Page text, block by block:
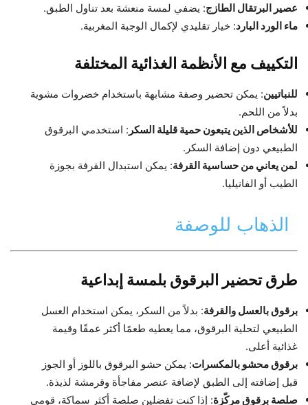
عصير البرتقال الطازج: يضفي لمسة منعشة بعد تناول الطبق.
ماء الورد البارد: خيار تقليدي لإكمال الوجبة المغربية.
التكييف مع الأنظمة الغذائية المختلفة
للنباتيين: يمكن تحضير وصفة مشابهة باستخدام خضروات مشوية
بدلاً من اللحم.
للأشخاص الذين يتبعون حمية قليلة السكر : استخدمي البرقوق
الطبيعي دون إضافة السكر.
لمن يعاني من حساسية القرفة: يمكن استبدال القرفة بجوزة
الطيب أو الفانيليا.
الذهاب للوصفة
طرق تحضير البرقوق بلمسة إبداعية
برقوق بالعسل والقرفة: بدلاً من السكر، يمكن استخدام العسل
الطبيعي لتحلية البرقوق، مما يعطيه طعمًا أكثر عمقًا وقيمة
غذائية أعلى.
برقوق محشو بالمكسرات: يمكن حشو البرقوق باللوز أو الجوز
قبل إضافته إلى الطبق لإضافة عنصر مفاجأة وقرمشة لذيذة.
صلصة برقوق مركّزة: إذا كنت تفضلين صلصة أكثر سماكة، قومي